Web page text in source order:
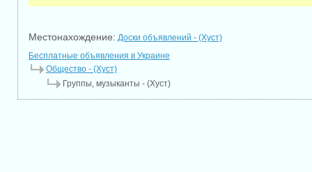
Местонахождение: Доски объявлений - (Хуст)
Бесплатные объявления в Украине
Общество - (Хуст)
Группы, музыканты - (Хуст)